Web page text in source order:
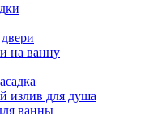
на ванну
излив для душа
ванны